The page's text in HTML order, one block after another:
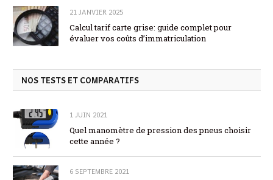
21 JANVIER 2025
Calcul tarif carte grise: guide complet pour
évaluer vos coûts d’immatriculation
NOS TESTS ET COMPARATIFS
1 JUIN 2021
Quel manomètre de pression des pneus choisir
cette année ?
6 SEPTEMBRE 2021